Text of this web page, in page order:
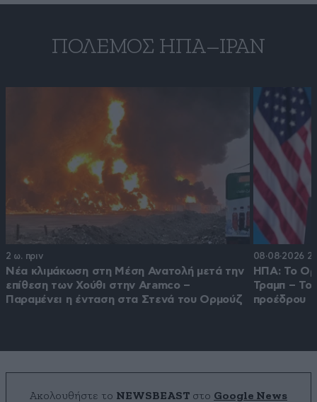
ΠΌΛΕΜΟΣ ΗΠΑ–ΙΡΆΝ
2 ω. πριν
Νέα κλιμάκωση στη Μέση Ανατολή μετά την
επίθεση των Χούθι στην Aramco –
Παραμένει η ένταση στα Στενά του Ορμούζ
08·08·2026
ΗΠΑ: Το
Τραμπ – Το
προέδρου
Ακολουθήστε το NEWSBEAST στο Google News